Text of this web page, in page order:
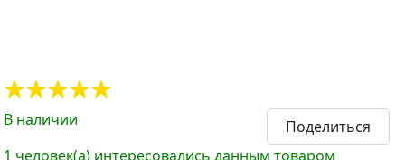
В наличии
Поделиться
1 человек(а) интересовались данным товаром